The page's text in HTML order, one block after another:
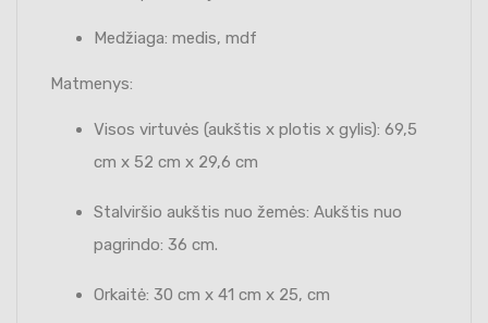
Medžiaga: medis, mdf
Matmenys:
Visos virtuvės (aukštis x plotis x gylis): 69,5
cm x 52 cm x 29,6 cm
Stalviršio aukštis nuo žemės: Aukštis nuo
pagrindo: 36 cm.
Orkaitė: 30 cm x 41 cm x 25, cm